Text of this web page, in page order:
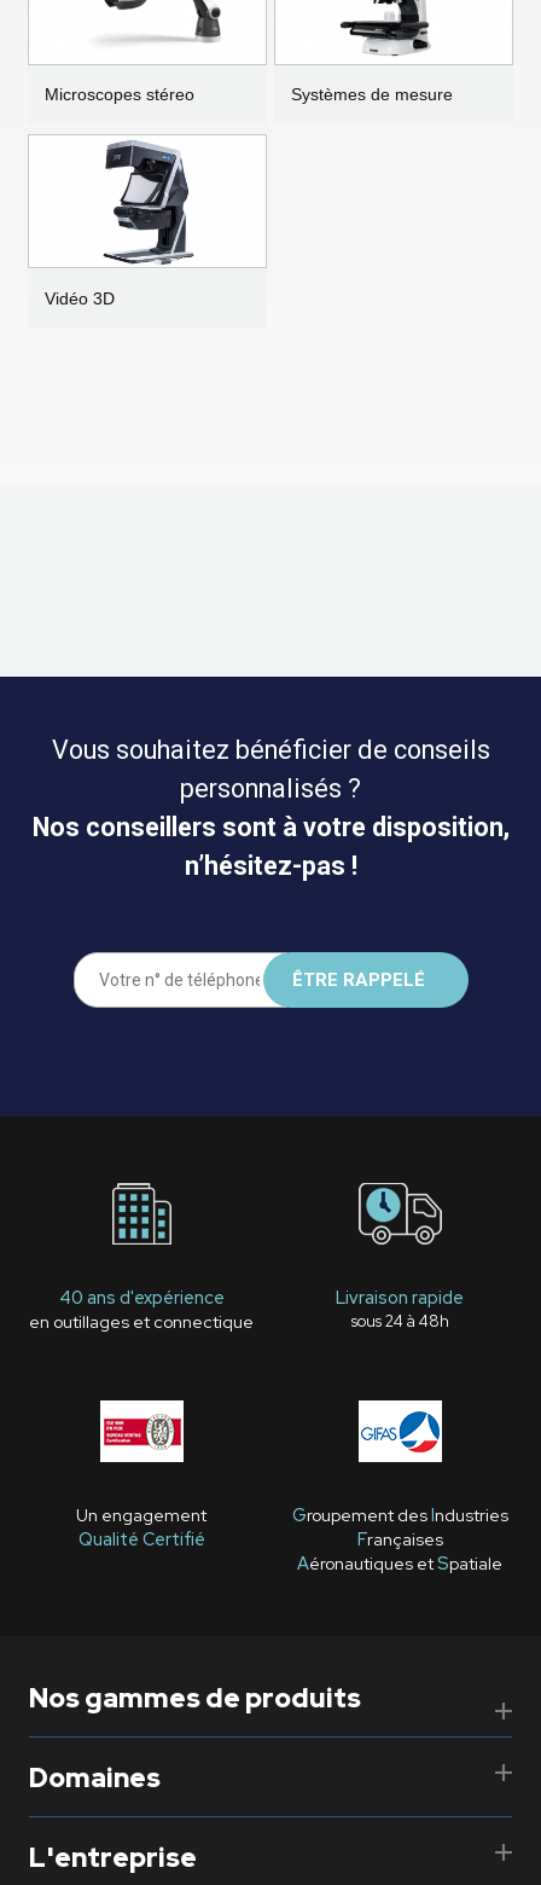
Microscopes stéreo Systèmes de mesure
Vidéo 3D
Vous souhaitez bénéficier de conseils
personnalisés ?
Nos conseillers sont à votre disposition,
n’hésitez-pas !
40 ans d'expérience
en outillages et connectique
Livraison rapide
sous 24 à 48h
Un engagement
Qualité Certifié
Groupement desIndustries
Françaises
Aéronautiques etSpatiale
Nos gammes de produits
Domaines
L'entreprise